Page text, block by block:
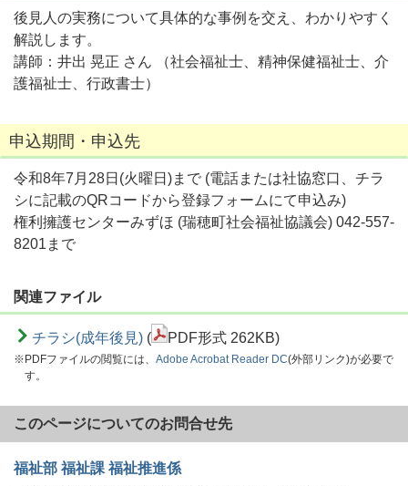
後見人の実務について具体的な事例を交え、わかりやすく
解説します。
講師：井出 晃正 さん （社会福祉士、精神保健福祉士、介
護福祉士、行政書士）
申込期間・申込先
令和8年7月28日(火曜日)まで (電話または社協窓口、チラ
シに記載のQRコードから登録フォームにて申込み)
権利擁護センターみずほ (瑞穂町社会福祉協議会) 042-557-
8201まで
関連ファイル
チラシ(成年後見) ( PDF形式 262KB)
※PDFファイルの閲覧には、 Adobe Acrobat Reader DC(外部リンク)が必要で
す。
このページについてのお問合せ先
福祉部 福祉課 福祉推進係